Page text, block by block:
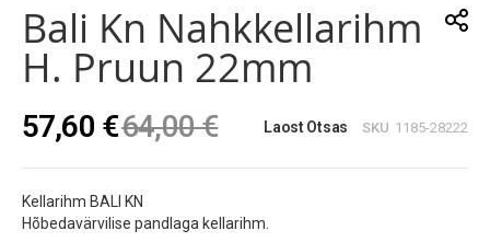
beginning
of
images
Bali Kn Nahkkellarihm
H. Pruun 22mm
57,60 €64,00 € Laost Otsas SKU 1185-28222
Kellarihm BALI KN
Hõbedavärvilise pandlaga kellarihm.